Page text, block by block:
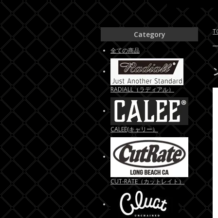
Category
全ての商品
RADIALL（ラディアル）
CALEE(キャリー）
CUT-RATE（カットレイト）